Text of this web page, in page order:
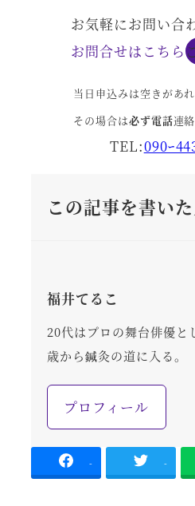
お気軽にお問い合
お問合せはこちら
当日申込みは空きがあ
その場合は必ず電話連
TEL:090ｰ
この記事を書い
福井てるこ
20代はプロの舞台俳優と
歳から鍼灸の道に入る。
プロフィール
- -